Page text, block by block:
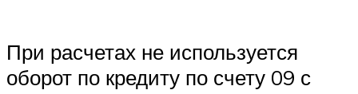
При расчетах не используется
оборот по кредиту по счету 09 с